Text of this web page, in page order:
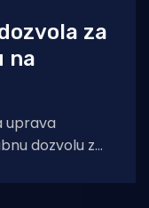
za
na
uprava
dozvolu za